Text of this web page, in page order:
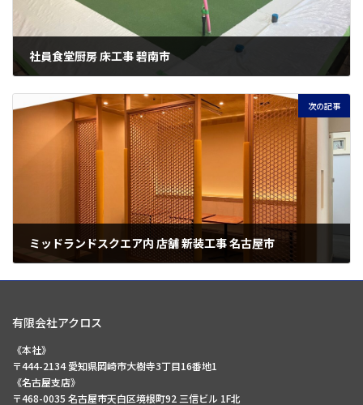
社員食堂厨房 床工事 碧南市
次の記事
ミッドランドスクエア内 店舗 新装工事 名古屋市
有限会社アクロス
《本社》
〒444-2134 愛知県岡崎市大樹寺3丁目16番地1
《名古屋支店》
〒468-0035 名古屋市天白区境根町92 三信ビル 1F北